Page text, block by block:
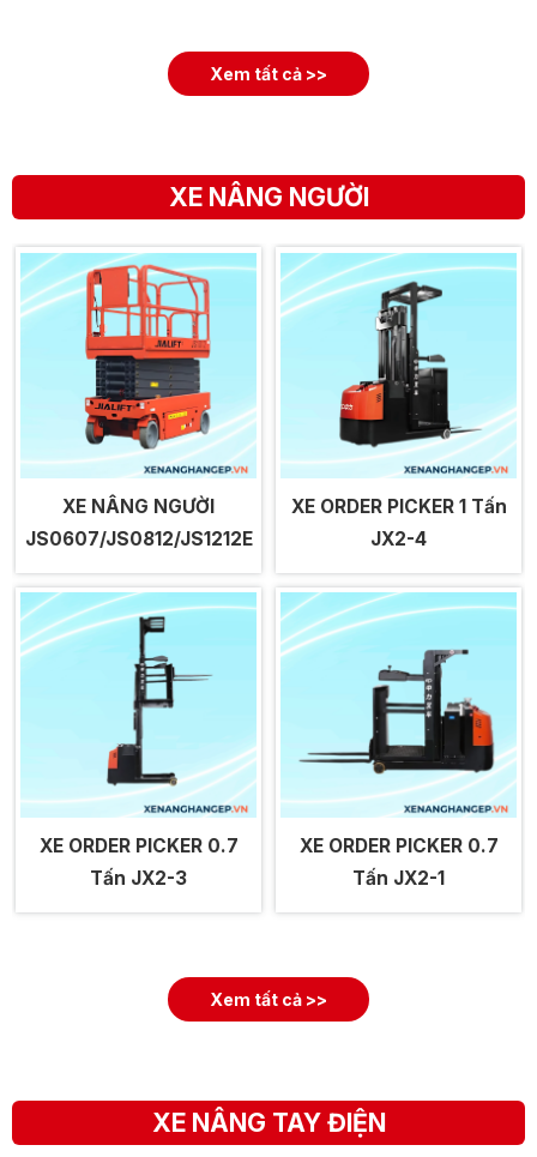
Xem tất cả >>
XE NÂNG NGƯỜI
XE NÂNG NGƯỜI
JS0607/JS0812/JS1212E
XE ORDER PICKER 1 Tấn
JX2-4
XE ORDER PICKER 0.7
Tấn JX2-3
XE ORDER PICKER 0.7
Tấn JX2-1
Xem tất cả >>
XE NÂNG TAY ĐIỆN